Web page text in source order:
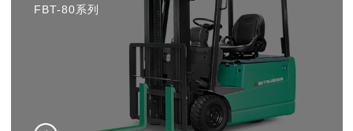
FBT-80系列